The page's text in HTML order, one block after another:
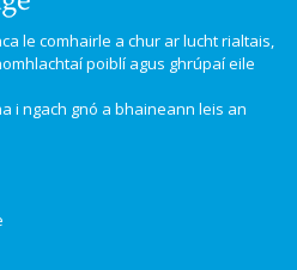
le comhairle a chur ar lucht rialtais,
poiblí agus ghrúpaí eile
i ngach gnó a bhaineann leis an